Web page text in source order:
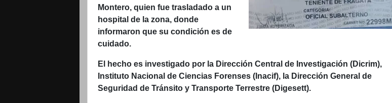
Montero, quien fue trasladado a un
hospital de la zona, donde
informaron que su condición es de
cuidado.
El hecho es investigado por la Dirección Central de Investigación (Dicrim),
Instituto Nacional de Ciencias Forenses (Inacif), la Dirección General de
Seguridad de Tránsito y Transporte Terrestre (Digesett).